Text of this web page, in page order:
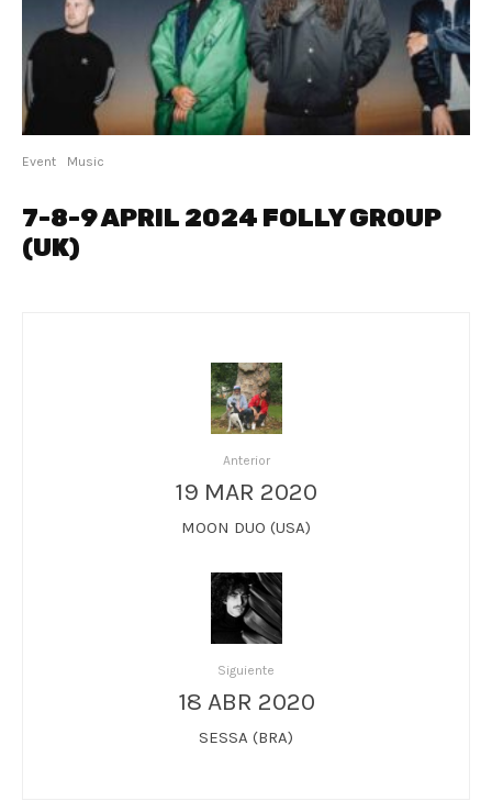
Event Music
7-8-9 APRIL 2024 FOLLY GROUP
(UK)
Anterior
19 MAR 2020
MOON DUO (USA)
Siguiente
18 ABR 2020
SESSA (BRA)